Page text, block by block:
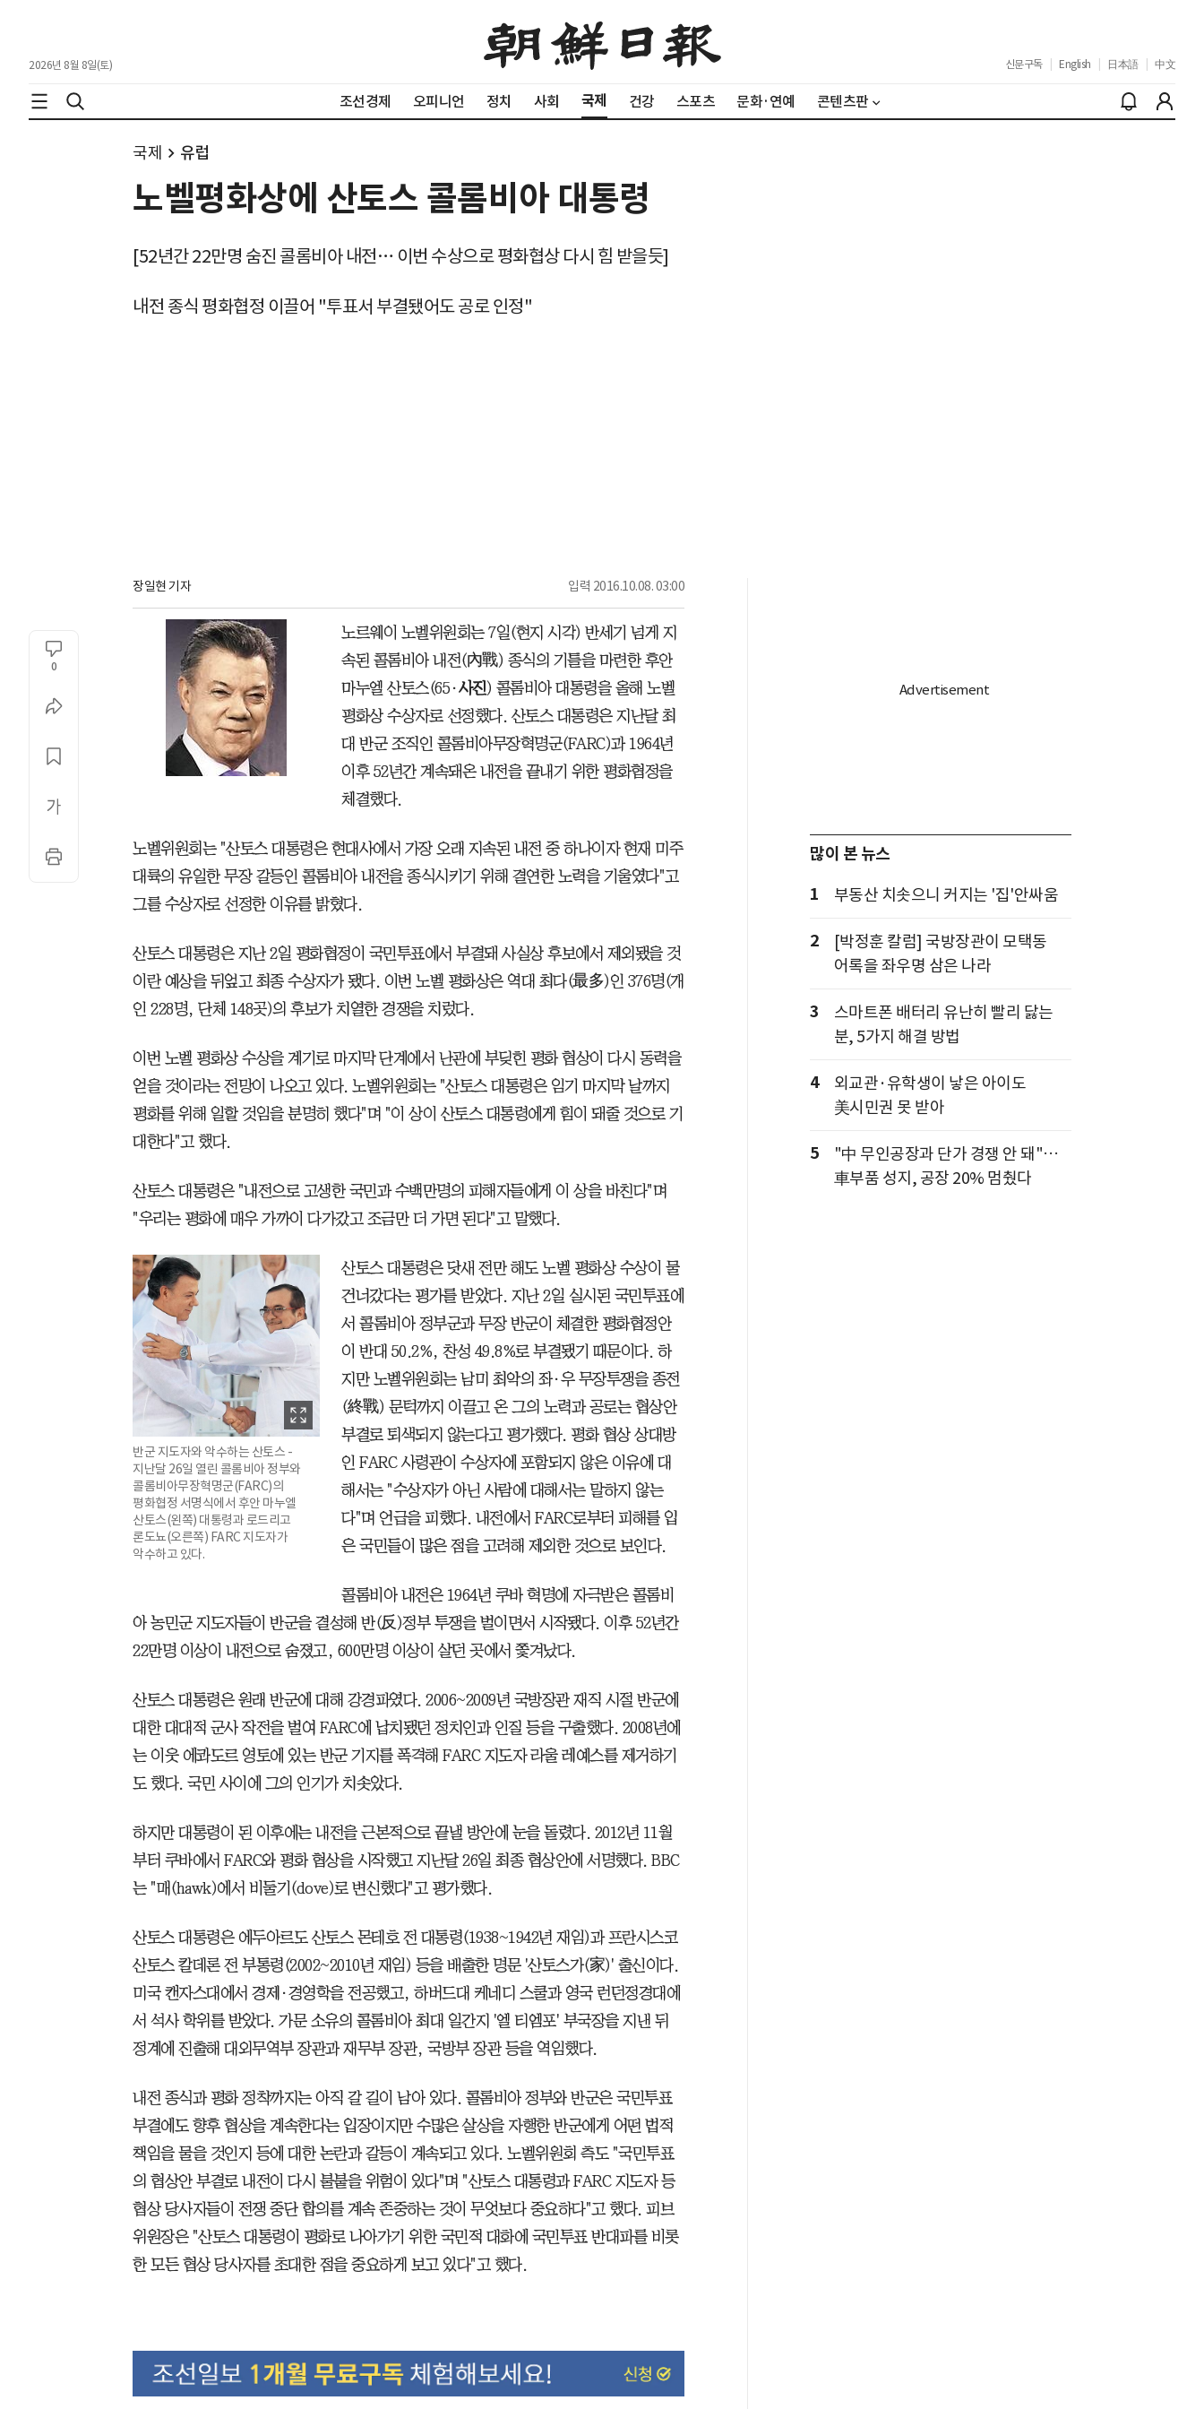
2026년 8월 8일(토) 신문구독 English 日本語 中文
조선경제 오피니언 정치 사회 국제 건강 스포츠 문화·연예 콘텐츠판
국제 유럽
노벨평화상에 산토스 콜롬비아 대통령
[52년간 22만명 숨진 콜롬비아 내전… 이번 수상으로 평화협상 다시 힘 받을듯]
내전 종식 평화협정 이끌어 "투표서 부결됐어도 공로 인정"
장일현 기자 입력 2016.10.08. 03:00
0
노르웨이 노벨위원회는 7일(현지 시각) 반세기 넘게 지
속된 콜롬비아 내전(內戰) 종식의 기틀을 마련한 후안
마누엘 산토스(65·사진) 콜롬비아 대통령을 올해 노벨
평화상 수상자로 선정했다. 산토스 대통령은 지난달 최
대 반군 조직인 콜롬비아무장혁명군(FARC)과 1964년
이후 52년간 계속돼온 내전을 끝내기 위한 평화협정을
체결했다.
노벨위원회는 "산토스 대통령은 현대사에서 가장 오래 지속된 내전 중 하나이자 현재 미주
대륙의 유일한 무장 갈등인 콜롬비아 내전을 종식시키기 위해 결연한 노력을 기울였다"고
그를 수상자로 선정한 이유를 밝혔다.
산토스 대통령은 지난 2일 평화협정이 국민투표에서 부결돼 사실상 후보에서 제외됐을 것
이란 예상을 뒤엎고 최종 수상자가 됐다. 이번 노벨 평화상은 역대 최다(最多)인 376명(개
인 228명, 단체 148곳)의 후보가 치열한 경쟁을 치렀다.
이번 노벨 평화상 수상을 계기로 마지막 단계에서 난관에 부딪힌 평화 협상이 다시 동력을
얻을 것이라는 전망이 나오고 있다. 노벨위원회는 "산토스 대통령은 임기 마지막 날까지
평화를 위해 일할 것임을 분명히 했다"며 "이 상이 산토스 대통령에게 힘이 돼줄 것으로 기
대한다"고 했다.
산토스 대통령은 "내전으로 고생한 국민과 수백만명의 피해자들에게 이 상을 바친다"며
"우리는 평화에 매우 가까이 다가갔고 조금만 더 가면 된다"고 말했다.
반군 지도자와 악수하는 산토스 -
지난달 26일 열린 콜롬비아 정부와
콜롬비아무장혁명군(FARC)의
평화협정 서명식에서 후안 마누엘
산토스(왼쪽) 대통령과 로드리고
론도뇨(오른쪽) FARC 지도자가
악수하고 있다.
산토스 대통령은 닷새 전만 해도 노벨 평화상 수상이 물
건너갔다는 평가를 받았다. 지난 2일 실시된 국민투표에
서 콜롬비아 정부군과 무장 반군이 체결한 평화협정안
이 반대 50.2%, 찬성 49.8%로 부결됐기 때문이다. 하
지만 노벨위원회는 남미 최악의 좌·우 무장투쟁을 종전
(終戰) 문턱까지 이끌고 온 그의 노력과 공로는 협상안
부결로 퇴색되지 않는다고 평가했다. 평화 협상 상대방
인 FARC 사령관이 수상자에 포함되지 않은 이유에 대
해서는 "수상자가 아닌 사람에 대해서는 말하지 않는
다"며 언급을 피했다. 내전에서 FARC로부터 피해를 입
은 국민들이 많은 점을 고려해 제외한 것으로 보인다.
콜롬비아 내전은 1964년 쿠바 혁명에 자극받은 콜롬비
아 농민군 지도자들이 반군을 결성해 반(反)정부 투쟁을 벌이면서 시작됐다. 이후 52년간
22만명 이상이 내전으로 숨졌고, 600만명 이상이 살던 곳에서 쫓겨났다.
산토스 대통령은 원래 반군에 대해 강경파였다. 2006~2009년 국방장관 재직 시절 반군에
대한 대대적 군사 작전을 벌여 FARC에 납치됐던 정치인과 인질 등을 구출했다. 2008년에
는 이웃 에콰도르 영토에 있는 반군 기지를 폭격해 FARC 지도자 라울 레예스를 제거하기
도 했다. 국민 사이에 그의 인기가 치솟았다.
하지만 대통령이 된 이후에는 내전을 근본적으로 끝낼 방안에 눈을 돌렸다. 2012년 11월
부터 쿠바에서 FARC와 평화 협상을 시작했고 지난달 26일 최종 협상안에 서명했다. BBC
는 "매(hawk)에서 비둘기(dove)로 변신했다"고 평가했다.
산토스 대통령은 에두아르도 산토스 몬테호 전 대통령(1938~1942년 재임)과 프란시스코
산토스 칼데론 전 부통령(2002~2010년 재임) 등을 배출한 명문 '산토스가(家)' 출신이다.
미국 캔자스대에서 경제·경영학을 전공했고, 하버드대 케네디 스쿨과 영국 런던정경대에
서 석사 학위를 받았다. 가문 소유의 콜롬비아 최대 일간지 '엘 티엠포' 부국장을 지낸 뒤
정계에 진출해 대외무역부 장관과 재무부 장관, 국방부 장관 등을 역임했다.
내전 종식과 평화 정착까지는 아직 갈 길이 남아 있다. 콜롬비아 정부와 반군은 국민투표
부결에도 향후 협상을 계속한다는 입장이지만 수많은 살상을 자행한 반군에게 어떤 법적
책임을 물을 것인지 등에 대한 논란과 갈등이 계속되고 있다. 노벨위원회 측도 "국민투표
의 협상안 부결로 내전이 다시 불붙을 위험이 있다"며 "산토스 대통령과 FARC 지도자 등
협상 당사자들이 전쟁 중단 합의를 계속 존중하는 것이 무엇보다 중요하다"고 했다. 피브
위원장은 "산토스 대통령이 평화로 나아가기 위한 국민적 대화에 국민투표 반대파를 비롯
한 모든 협상 당사자를 초대한 점을 중요하게 보고 있다"고 했다.
많이 본 뉴스
1
부동산 치솟으니 커지는 '집'안싸움
2
[박정훈 칼럼] 국방장관이 모택동
어록을 좌우명 삼은 나라
3
스마트폰 배터리 유난히 빨리 닳는
분, 5가지 해결 방법
4
외교관·유학생이 낳은 아이도
美시민권 못 받아
5
"中 무인공장과 단가 경쟁 안 돼"…
車부품 성지, 공장 20% 멈췄다